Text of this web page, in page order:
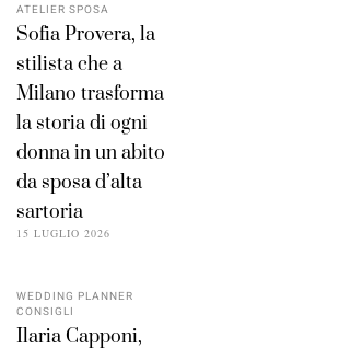
ATELIER SPOSA
Sofia Provera, la
stilista che a
Milano trasforma
la storia di ogni
donna in un abito
da sposa d’alta
sartoria
15 LUGLIO 2026
WEDDING PLANNER
CONSIGLI
Ilaria Capponi,